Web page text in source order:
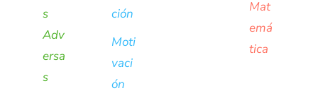
s
Adv
ersa
s
ción
Moti
vaci
ón
Mat
emá
tica